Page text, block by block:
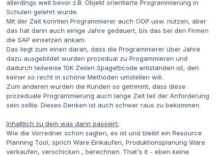
allerdings weit bevor z.B. Objekt orientierte Programmierung in
Schulen gelehrt wurde.
Mit der Zeit konnten Programmierer auch OOP usw. nutzen, aber
das hat dann auch einige Jahre gedauert, bis das bei den Firmen
die SAP einsetzen ankam.
Das liegt zum einen daran, dass die Programmierer über Jahre
dazu ausgebildet wurden prozedual zu Progammieren und
dadurch teilweise 10K Zeilen Spagetticode entstanden ist, den
keiner so recht in schöne Methoden umstellen will.
Zum anderen wurden die Kunden so getrimmt, dass diese
prozeduale Programmierung auch lange Zeit teil der Anforderung
sein sollte. Dieses Denken ist auch schwer raus zu bekommen.
Inhaltlich zu dem was darin passiert:
Wie die Vorredner schon sagten, es ist und bleibt ein Resource
Planning Tool, sprich Ware Einkaufen, Produktionsplanung Ware
verkaufen, verschicken , berechnen. That's it - eben keine